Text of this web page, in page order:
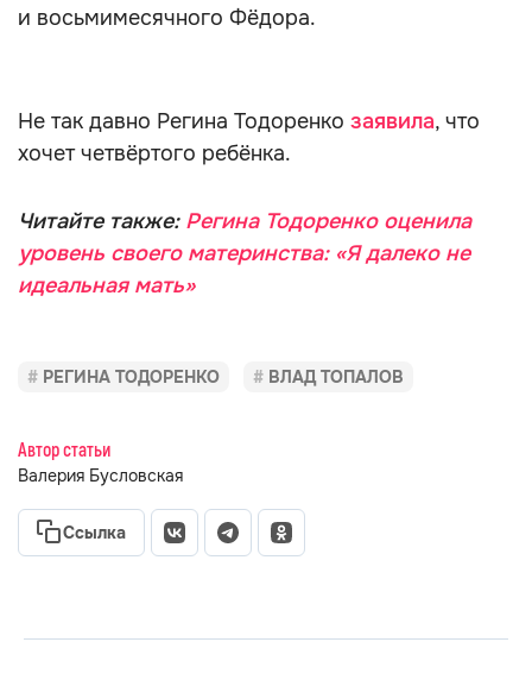
и восьмимесячного Фёдора.
Не так давно Регина Тодоренко заявила, что
хочет четвёртого ребёнка.
Читайте также: Регина Тодоренко оценила
уровень своего материнства: «Я далеко не
идеальная мать»
РЕГИНА ТОДОРЕНКО ВЛАД ТОПАЛОВ
Автор статьи
Валерия Бусловская
Ссылка